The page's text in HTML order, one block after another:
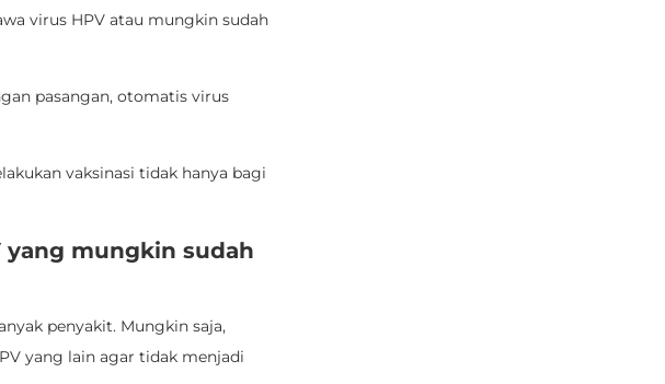
virus HPV atau mungkin sudah
pasangan, otomatis virus
vaksinasi tidak hanya bagi
yang mungkin sudah
penyakit. Mungkin saja,
yang lain agar tidak menjadi